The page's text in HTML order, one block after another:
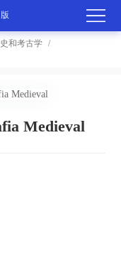
和考古学
Medieval